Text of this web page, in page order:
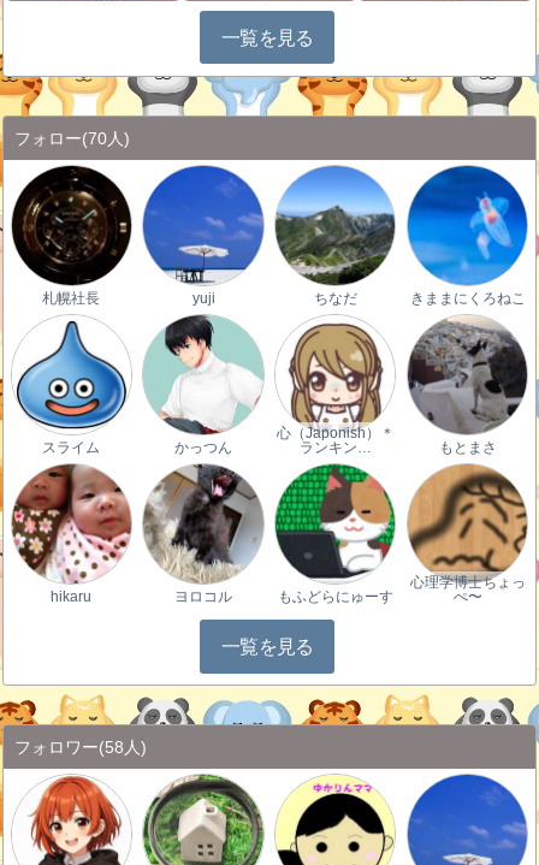
一覧を見る
フォロー(70人)
札幌社長 yuji ちなだ きままにくろねこ
スライム かっつん
心（Japonish）＊
ランキン…
もとまさ
hikaru ヨロコル もふどらにゅーす
心理学博士ちょっ
ぺ〜
一覧を見る
フォロワー(58人)